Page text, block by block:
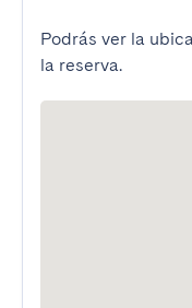
Podrás ver la
la reserva.